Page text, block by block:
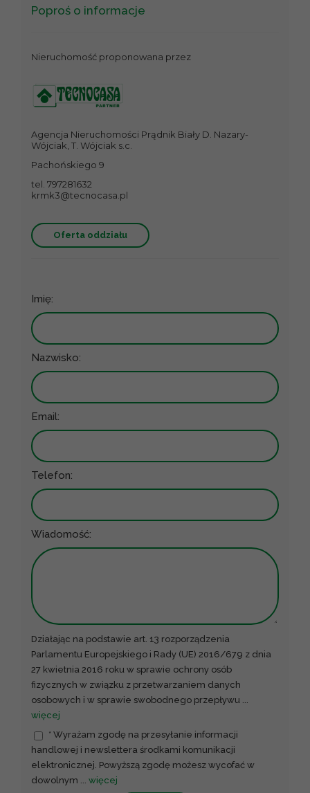
Poproś o informacje
Nieruchomość proponowana przez
Agencja Nieruchomości Prądnik Biały D. Nazary-
Wójciak, T. Wójciak s.c.
Pachońskiego 9
tel. 797281632
krmk3@tecnocasa.pl
Oferta oddziału
Imię:
Nazwisko:
Email:
Telefon:
Wiadomość:
Działając na podstawie art. 13 rozporządzenia
Parlamentu Europejskiego i Rady (UE) 2016/679 z dnia
27 kwietnia 2016 roku w sprawie ochrony osób
fizycznych w związku z przetwarzaniem danych
osobowych i w sprawie swobodnego przepływu ...
więcej
* Wyrażam zgodę na przesyłanie informacji
handlowej i newslettera środkami komunikacji
elektronicznej. Powyższą zgodę możesz wycofać w
dowolnym ... więcej